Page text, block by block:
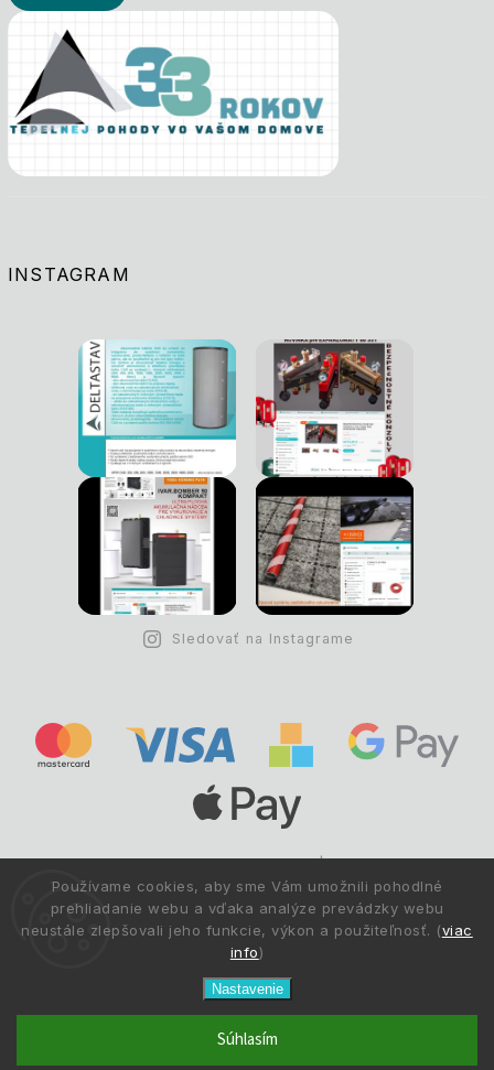
Používame cookies, aby sme Vám umožnili pohodlné
prehliadanie webu a vďaka analýze prevádzky webu
neustále zlepšovali jeho funkcie, výkon a použiteľnosť. (viac
info)
Nastavenie
Súhlasím
INSTAGRAM
Sledovať na Instagrame
Všetky práva vyhradené.